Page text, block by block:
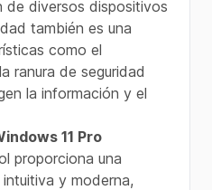
diversos dispositivos
también es una
como el
ranura de seguridad
la información y el
11 Pro
proporciona una
y moderna,